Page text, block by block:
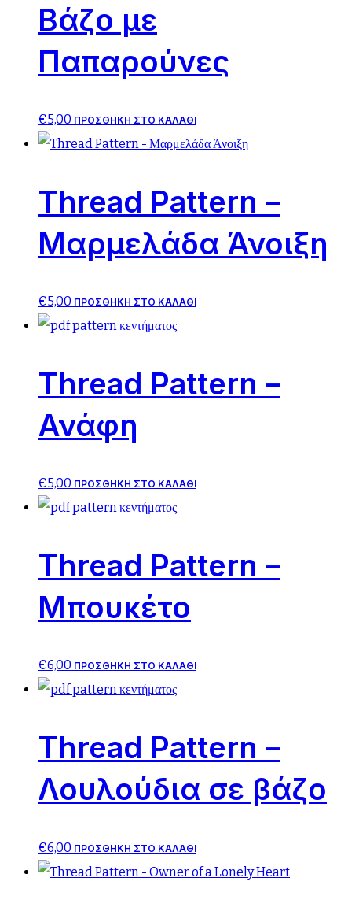
Βάζο με
Παπαρούνες
€5,00 ΠΡΟΣΘΉΚΗ ΣΤΟ ΚΑΛΆΘΙ
Thread Pattern –
Μαρμελάδα Άνοιξη
€5,00 ΠΡΟΣΘΉΚΗ ΣΤΟ ΚΑΛΆΘΙ
Thread Pattern –
Ανάφη
€5,00 ΠΡΟΣΘΉΚΗ ΣΤΟ ΚΑΛΆΘΙ
Thread Pattern –
Μπουκέτο
€6,00 ΠΡΟΣΘΉΚΗ ΣΤΟ ΚΑΛΆΘΙ
Thread Pattern –
Λουλούδια σε βάζο
€6,00 ΠΡΟΣΘΉΚΗ ΣΤΟ ΚΑΛΆΘΙ